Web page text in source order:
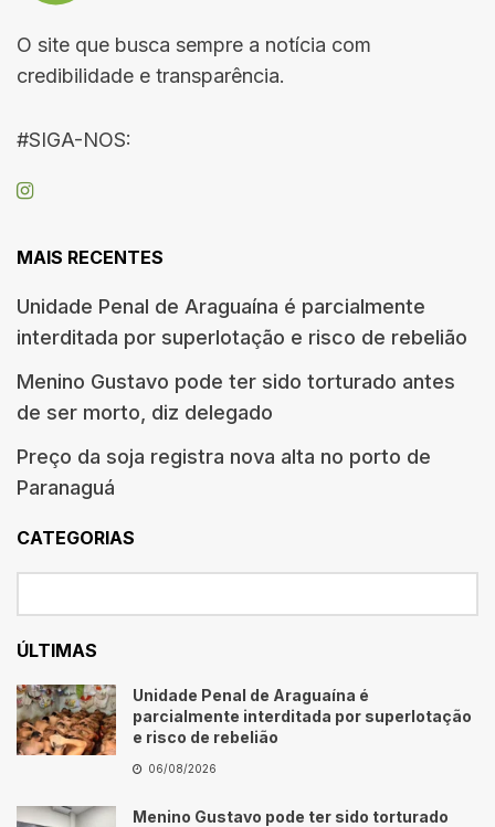
O site que busca sempre a notícia com
credibilidade e transparência.
#SIGA-NOS:
MAIS RECENTES
Unidade Penal de Araguaína é parcialmente
interditada por superlotação e risco de rebelião
Menino Gustavo pode ter sido torturado antes
de ser morto, diz delegado
Preço da soja registra nova alta no porto de
Paranaguá
CATEGORIAS
ÚLTIMAS
Unidade Penal de Araguaína é
parcialmente interditada por superlotação
e risco de rebelião
06/08/2026
Menino Gustavo pode ter sido torturado